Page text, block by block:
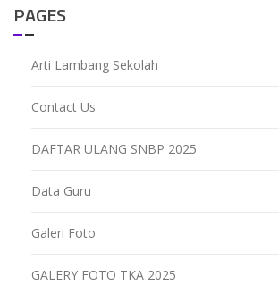
PAGES
Arti Lambang Sekolah
Contact Us
DAFTAR ULANG SNBP 2025
Data Guru
Galeri Foto
GALERY FOTO TKA 2025